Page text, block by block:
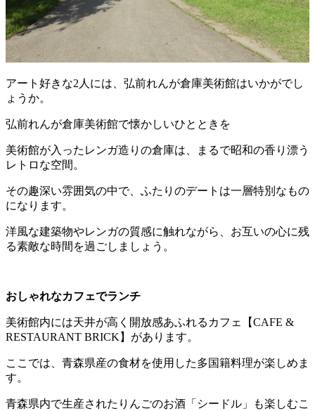
アート好きな2人には、弘前れんが倉庫美術館はいかがでし
ょうか。
弘前れんが倉庫美術館で懐かしいひとときを
美術館が入ったレンガ造りの倉庫は、まるで昭和の香り漂う
レトロな空間。
その趣深い雰囲気の中で、ふたりのデートは一層特別なもの
になります。
洋風な建築物やレンガの質感に触れながら、お互いの心に残
る素敵な時間を過ごしましょう。
おしゃれなカフェでランチ
美術館内には天井が高く開放感あふれるカフェ【CAFE &
RESTAURANT BRICK】があります。
ここでは、青森県産の食材を使用した多国籍料理が楽しめま
す。
青森県内で生産されたりんごのお酒「シードル」も楽しむこ